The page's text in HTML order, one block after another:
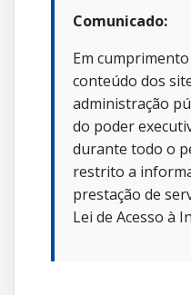
Comunicado:
Em
conteúdo dos
administração
do poder
durante todo o
restrito a
prestação de
Lei de Acesso à